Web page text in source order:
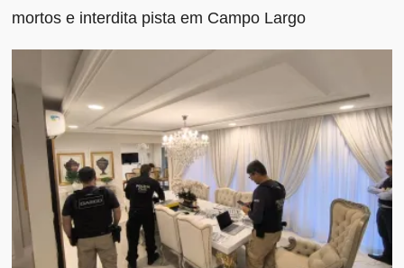
mortos e interdita pista em Campo Largo